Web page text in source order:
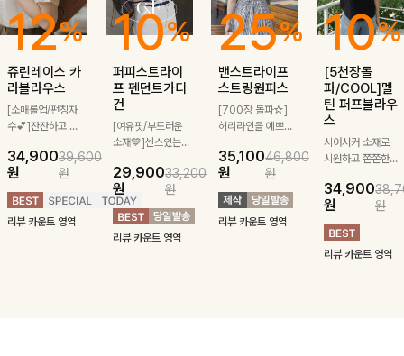
12%
쥬린레이스 카
라블라우스
[소매롤업/펀칭자
수💕]잔잔하고 고
테일이 사랑스러운
블라우스-페미닌
하면서 여리한 무
드로 즐겨지는
ITEM
34,900
원
39,600
원
리뷰 카운트 영역
10%
퍼피스트라이
프 펜던트가디
건
[여유핏/부드러운
소재💙]센스있는
귀여운 퍼피 펜던
트로 포인트를 선
사하는 니트 가디
건을 소개할게요 :)
29,900
원
33,200
원
리뷰 카운트 영역
25%
밴스트라이프
스트링원피스
[700장 돌파☆]
허리라인을 예쁘게
깔끔한 스트라이프
패턴에 링클프리!
💙플레어지는 롱한
기장감까지 완벽한
데일리 원피스:B
35,100
원
46,800
원
리뷰 카운트 영역
10%
[5천장돌
파/COOL]멜
틴 퍼프블라우
스
시어서커 소재로
시원하고 쫀쫀한
편안하게 입혀질
블라우스- 단정한
카라와 풍성한 퍼
프 소매로 여성스
러움을 더했어요 :)
34,900
원
원
리뷰 카운트 영역